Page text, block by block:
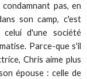
pas, en
son camp, c'est
d'une société
Parce-que s'il
Chris aime plus
épouse : celle de